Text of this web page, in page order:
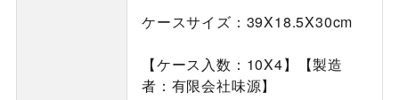
ケースサイズ：39X18.5X30cm
【ケース入数：10X4】【製造
者：有限会社味源】